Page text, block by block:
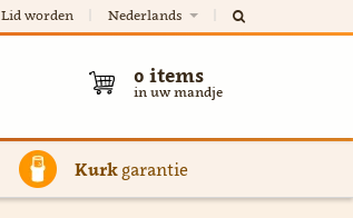
Lid worden Nederlands
0 items
in uw mandje
Kurkgarantie